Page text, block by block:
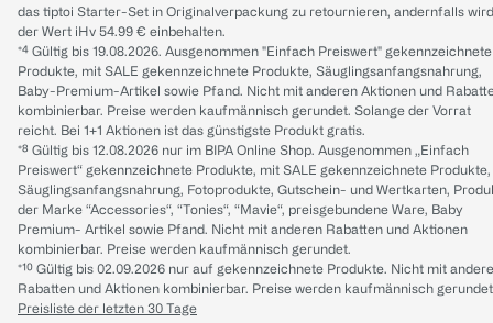
das tiptoi Starter-Set in Originalverpackung zu retournieren, andernfalls wird
der Wert iHv 54.99 € einbehalten.
*⁴ Gültig bis 19.08.2026. Ausgenommen "Einfach Preiswert" gekennzeichnete
Produkte, mit SALE gekennzeichnete Produkte, Säuglingsanfangsnahrung,
Baby-Premium-Artikel sowie Pfand. Nicht mit anderen Aktionen und
kombinierbar. Preise werden kaufmännisch gerundet. Solange der Vorrat
reicht. Bei 1+1 Aktionen ist das günstigste Produkt gratis.
*⁸ Gültig bis 12.08.2026 nur im BIPA Online Shop. Ausgenommen „Einfach
Preiswert“ gekennzeichnete Produkte, mit SALE gekennzeichnete Produkte,
Säuglingsanfangsnahrung, Fotoprodukte, Gutschein- und Wertkarten,
der Marke “Accessories“, “Tonies“, “Mavie“, preisgebundene Ware, Baby
Premium- Artikel sowie Pfand. Nicht mit anderen Rabatten und Aktionen
kombinierbar. Preise werden kaufmännisch gerundet.
*¹⁰ Gültig bis 02.09.2026 nur auf gekennzeichnete Produkte. Nicht mit
Rabatten und Aktionen kombinierbar. Preise werden kaufmännisch
Preisliste der letzten 30 Tage